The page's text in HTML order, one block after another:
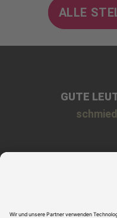
ALLE
GUTE